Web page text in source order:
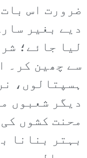
ضرورت اس
دیے بغیر
لیا جائے؛
سے چھین کر۔
ہسپتالوں،
دیگر شعبوں
محنت کشوں
بہتر بنانا